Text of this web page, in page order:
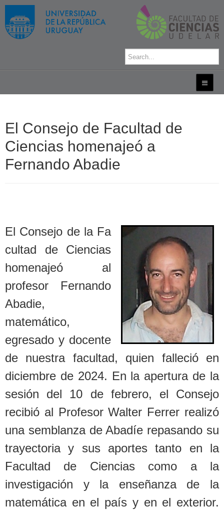
El Consejo de Facultad de
Ciencias homenajeó a
Fernando Abadie
El Consejo de la Fa
cultad de Ciencias
homenajeó al
profesor Fernando
Abadie,
matemático,
egresado y docente
de nuestra facultad, quien falleció en
diciembre de 2024. En la apertura de la
sesión del 10 de febrero, el Consejo
recibió al Profesor Walter Ferrer realizó
una semblanza de Abadíe repasando su
trayectoria y sus aportes tanto en la
Facultad de Ciencias como a la
investigación y la enseñanza de la
matemática en el país y en el exterior.